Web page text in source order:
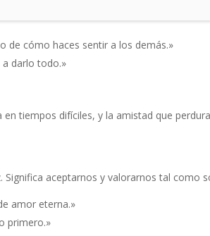
de cómo haces sentir a los demás.»
darlo todo.»
tiempos difíciles, y la amistad que
aceptarnos y valorarnos tal como
amor eterna.»
primero.»